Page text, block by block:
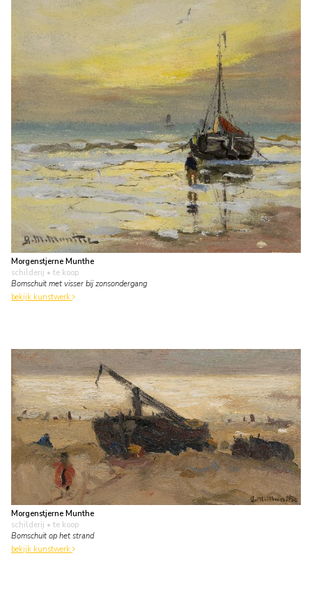
Morgenstjerne Munthe
schilderij • te koop
Bomschuit met visser bij zonsondergang
bekijk kunstwerk
Morgenstjerne Munthe
schilderij • te koop
Bomschuit op het strand
bekijk kunstwerk